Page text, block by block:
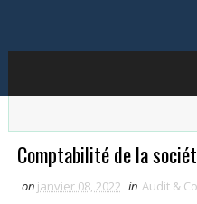
Comptabilité de la
on janvier 08, 2022 in Audit &